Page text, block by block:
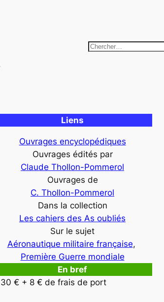
R
r
c
h
r
Liens
Ouvrages encyclopédiques
Ouvrages édités par
Claude Thollon-Pommerol
Ouvrages de
C. Thollon-Pommerol
Dans la collection
Les cahiers des As oubliés
Sur le sujet
Aéronautique militaire française
Première Guerre mondiale
En bref
30 € + 8 € de frais de port